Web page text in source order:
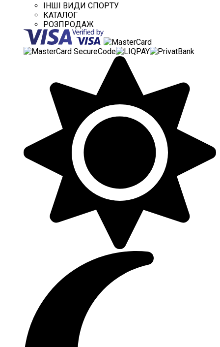
ІНШІ ВИДИ СПОРТУ
КАТАЛОГ
РОЗПРОДАЖ